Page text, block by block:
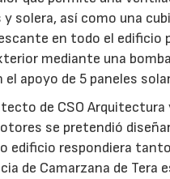
solera, así como una
en todo el edificio
mediante una
apoyo de 5 paneles
de CSO
se pretendió
edificio respondiera
de Camarzana de Tera